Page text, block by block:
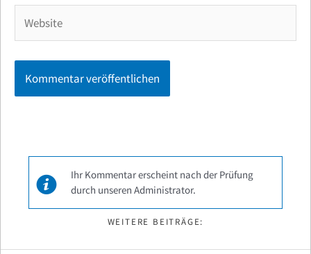
Ihr Kommentar erscheint nach der Prüfung
durch unseren Administrator.
WEITERE BEITRÄGE: